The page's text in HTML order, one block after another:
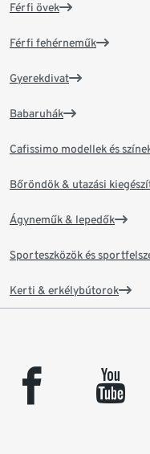
Férfi övek
Férfi fehérneműk
Gyerekdivat
Babaruhák
Cafissimo modellek és
Bőröndök & utazási
Ágyneműk & lepedők
Sporteszközök és
Kerti & erkélybútorok
facebook youtube